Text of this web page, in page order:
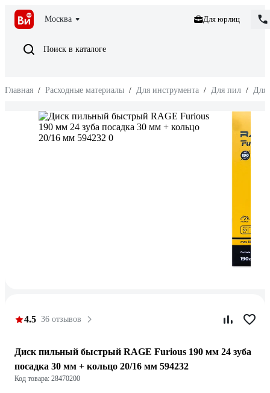
Москва Для юрлиц
Поиск в каталоге
Главная / Расходные материалы / Для инструмента / Для пил / Для
4.5 36 отзывов
Диск пильный быстрый RAGE Furious 190 мм 24 зуба
посадка 30 мм + кольцо 20/16 мм 594232
Код товара: 28470200